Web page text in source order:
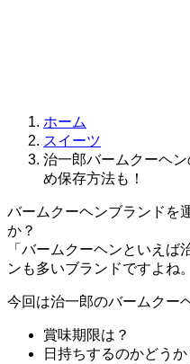
ホーム
スイーツ
治一郎バームクーヘ
め保存方法も！
バームクーヘンブランドを
か？
「バームクーヘンといえ
ンも多いブランドですよね。
今回は治一郎のバームクー
賞味期限は？
日持ちするのかどうか